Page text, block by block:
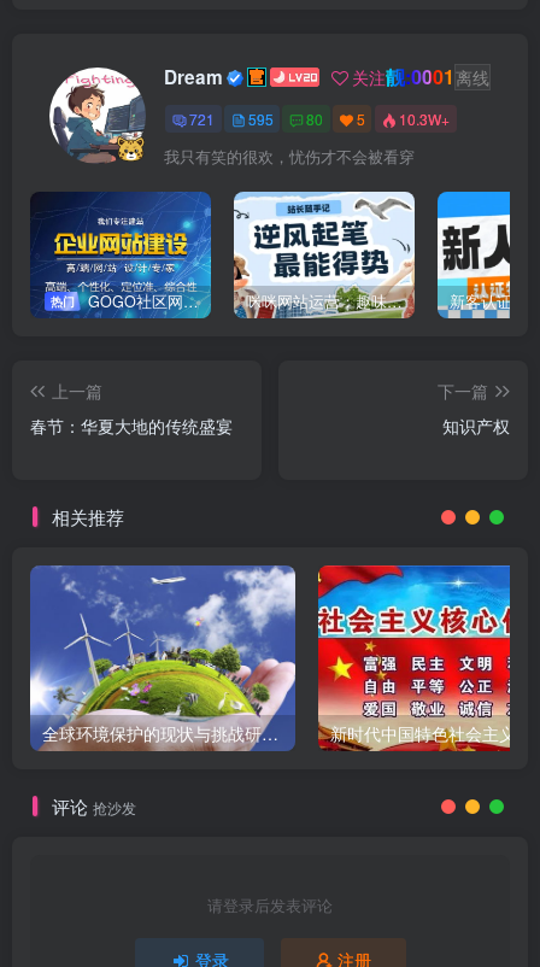
Dream 关注靓:0001 离线
721 595 80 5 10.3W+
我只有笑的很欢，忧伤才不会被看穿
热门 GOGO社区网站搭建(自助服务) 咪咪网站运营：趣味性悄悄飘起的成功风头 新客认证优
上一篇
春节：华夏大地的传统盛宴
下一篇
知识产权
相关推荐
全球环境保护的现状与挑战研究报告 新时代中国特色社会主义
评论 抢沙发
请登录后发表评论
登录 注册